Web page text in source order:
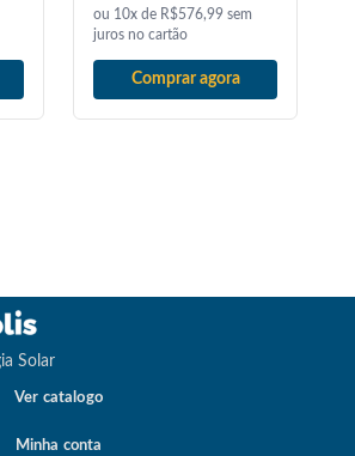
ou 10x de R$576,99 sem
juros no cartão
Comprar agora
Solar
Ver catalogo
Minha conta